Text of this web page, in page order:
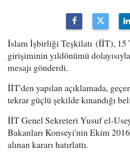
İslam İşbirliği Teşkilatı (İİT), 15
girişiminin yıldönümü
mesajı gönderdi.
İİT'den yapılan açıklamada,
tekrar güçlü şekilde kınandığı
İİT Genel Sekreteri Yusuf el-
Bakanları Konseyi'nin Ekim
alınan kararı hatırlattı.